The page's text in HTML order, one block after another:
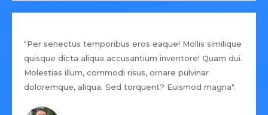
"Per senectus temporibus eros eaque! Mollis similique
quisque dicta aliqua accusantium inventore! Quam dui.
Molestias illum, commodi risus, ornare pulvinar
doloremque, aliqua. Sed torquent? Euismod magna".